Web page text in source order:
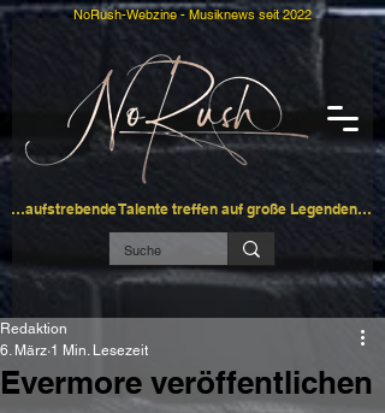
…aufstrebende Talente treffen auf große Legenden…
NoRush-Webzine - Musiknews seit 2022
Evermore veröffentlichen
Redaktion
6. März 1 Min. Lesezeit